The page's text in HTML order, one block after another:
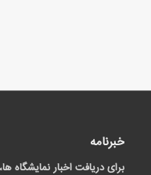
خبرنامه
برای دریافت اخبار نمایشگاه